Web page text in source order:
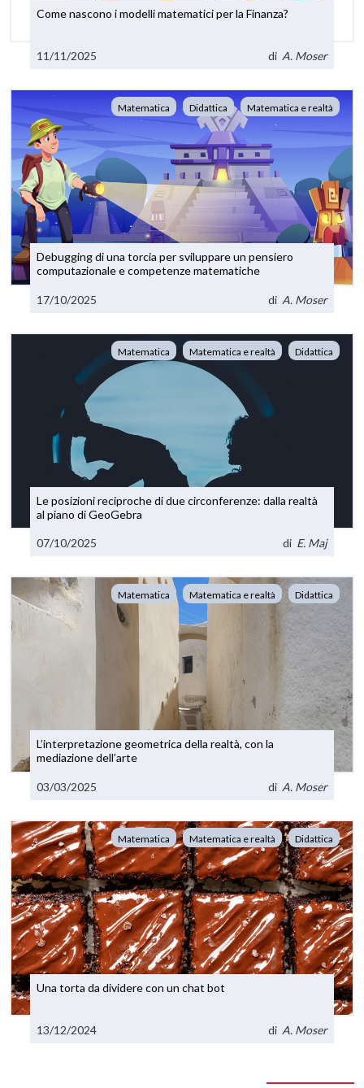
Come nascono i modelli matematici per la Finanza?
11/11/2025 di A. Moser
Matematica Didattica Matematica e realtà
Debugging di una torcia per sviluppare un pensiero
computazionale e competenze matematiche
17/10/2025 di A. Moser
Matematica Matematica e realtà Didattica
Le posizioni reciproche di due circonferenze: dalla realtà
al piano di GeoGebra
07/10/2025 di E. Maj
Matematica Matematica e realtà Didattica
L’interpretazione geometrica della realtà, con la
mediazione dell’arte
03/03/2025 di A. Moser
Matematica Matematica e realtà Didattica
Una torta da dividere con un chat bot
13/12/2024 di A. Moser